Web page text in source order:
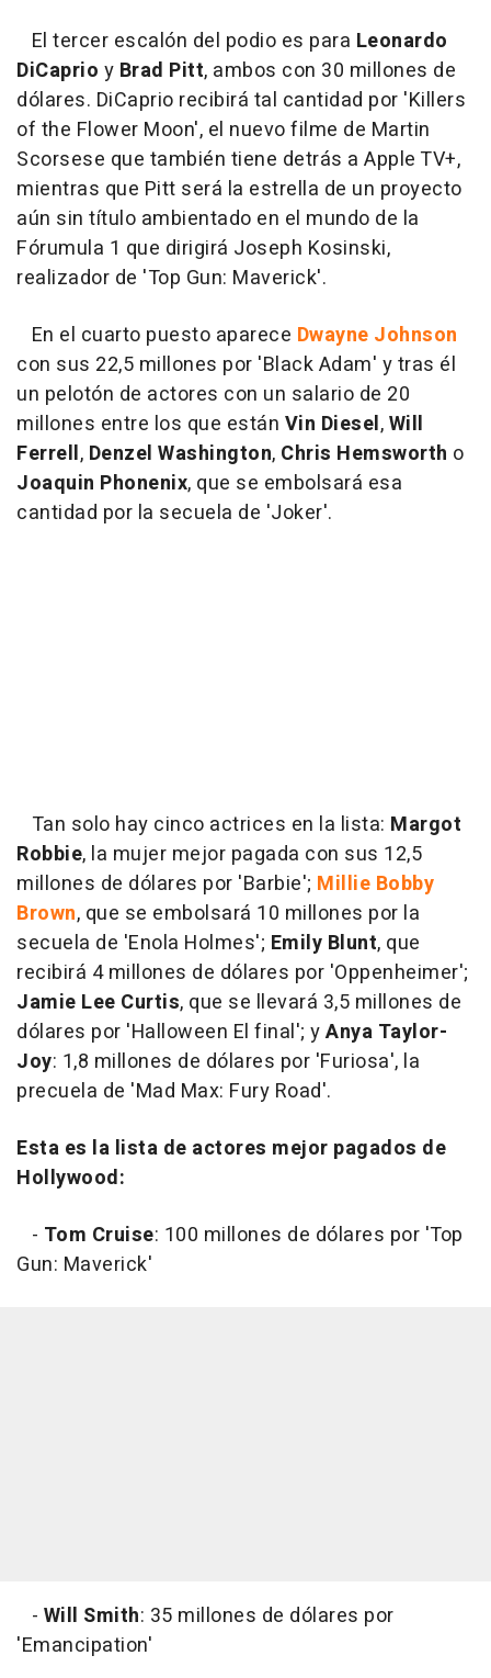
El tercer escalón del podio es para Leonardo
DiCaprio y Brad Pitt, ambos con 30 millones de
dólares. DiCaprio recibirá tal cantidad por 'Killers
of the Flower Moon', el nuevo filme de Martin
Scorsese que también tiene detrás a Apple TV+,
mientras que Pitt será la estrella de un proyecto
aún sin título ambientado en el mundo de la
Fórumula 1 que dirigirá Joseph Kosinski,
realizador de 'Top Gun: Maverick'.
En el cuarto puesto aparece Dwayne Johnson
con sus 22,5 millones por 'Black Adam' y tras él
un pelotón de actores con un salario de 20
millones entre los que están Vin Diesel,Will
Ferrell, Denzel Washington, Chris Hemsworth o
Joaquin Phonenix, que se embolsará esa
cantidad por la secuela de 'Joker'.
Tan solo hay cinco actrices en la lista: Margot
Robbie, la mujer mejor pagada con sus 12,5
millones de dólares por 'Barbie'; Millie Bobby
Brown, que se embolsará 10 millones por la
secuela de 'Enola Holmes'; Emily Blunt, que
recibirá 4 millones de dólares por 'Oppenheimer';
Jamie Lee Curtis, que se llevará 3,5 millones de
dólares por 'Halloween El final'; yAnya Taylor-
Joy: 1,8 millones de dólares por 'Furiosa', la
precuela de 'Mad Max: Fury Road'.
Esta es la lista de actores mejor pagados de
Hollywood:
- Tom Cruise: 100 millones de dólares por 'Top
Gun: Maverick'
- Will Smith: 35 millones de dólares por
'Emancipation'